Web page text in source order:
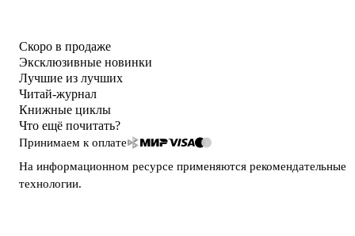
Скоро в продаже
Эксклюзивные новинки
Лучшие из лучших
Читай-журнал
Книжные циклы
Что ещё почитать?
Принимаем к оплате
На информационном ресурсе применяются рекомендательные
технологии.